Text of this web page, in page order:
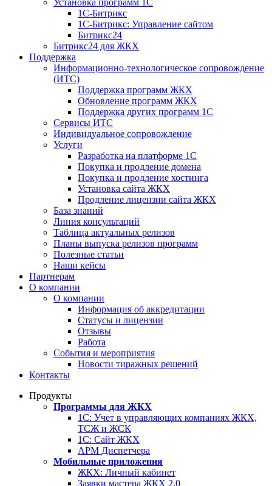
1С-Битрикс
1С-Битрикс: Управление сайтом
Битрикс24
Битрикс24 для ЖКХ
Поддержка
Информационно-технологическое сопровождение
(ИТС)
Поддержка программ ЖКХ
Обновление программ ЖКХ
Поддержка других программ 1С
Сервисы ИТС
Индивидуальное сопровождение
Услуги
Разработка на платформе 1С
Покупка и продление домена
Покупка и продление хостинга
Установка сайта ЖКХ
Продление лицензии сайта ЖКХ
База знаний
Линия консультаций
Таблица актуальных релизов
Планы выпуска релизов программ
Полезные статьи
Наши кейсы
Партнерам
О компании
О компании
Информация об аккредитации
Статусы и лицензии
Отзывы
Работа
События и мероприятия
Новости тиражных решений
Контакты
Продукты
Программы для ЖКХ
1С: Учет в управляющих компаниях ЖКХ,
ТСЖ и ЖСК
1С: Сайт ЖКХ
АРМ Диспетчера
Мобильные приложения
ЖКХ: Личный кабинет
Заявки мастера ЖКХ 2.0